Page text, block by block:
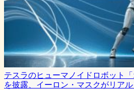
テスラのヒューマノイドロボット
を披露、イーロン・マスクがリア